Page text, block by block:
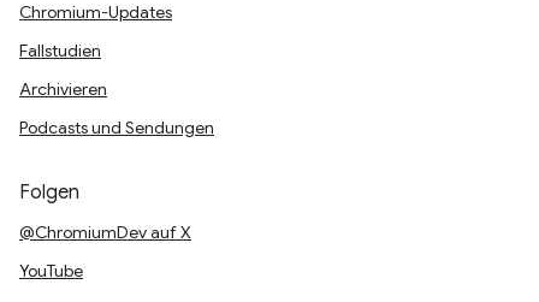
Chromium-Updates
Fallstudien
Archivieren
Podcasts und Sendungen
Folgen
@ChromiumDev auf X
YouTube